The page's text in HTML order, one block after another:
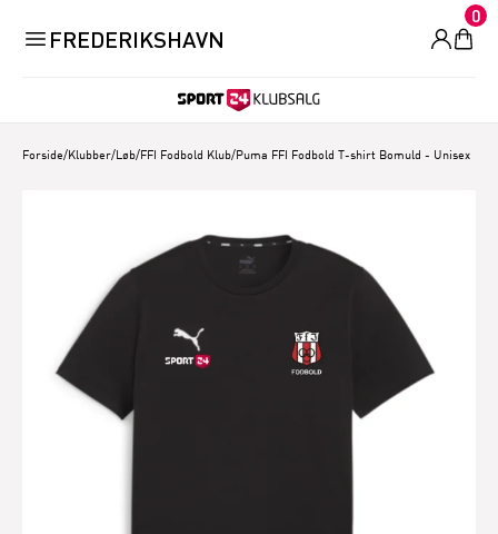
FREDERIKSHAVN
0
Forside/Klubber/Løb/FFI Fodbold Klub/Puma FFI Fodbold T-shirt Bomuld - Unisex